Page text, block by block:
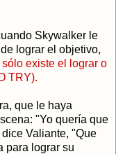
Skywalker le
lograr el objetivo,
existe el lograr o
TRY).
que le haya
"Yo quería que
Valiante, "Que
para lograr su